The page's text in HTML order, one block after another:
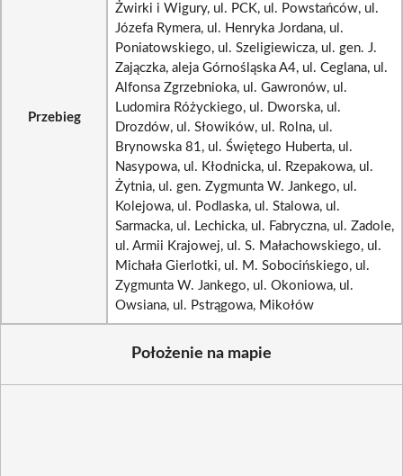
Przebieg
Żwirki i Wigury, ul. PCK, ul. Powstańców, ul.
Józefa Rymera, ul. Henryka Jordana, ul.
Poniatowskiego, ul. Szeligiewicza, ul. gen. J.
Zajączka, aleja Górnośląska A4, ul. Ceglana, ul.
Alfonsa Zgrzebnioka, ul. Gawronów, ul.
Ludomira Różyckiego, ul. Dworska, ul.
Drozdów, ul. Słowików, ul. Rolna, ul.
Brynowska 81, ul. Świętego Huberta, ul.
Nasypowa, ul. Kłodnicka, ul. Rzepakowa, ul.
Żytnia, ul. gen. Zygmunta W. Jankego, ul.
Kolejowa, ul. Podlaska, ul. Stalowa, ul.
Sarmacka, ul. Lechicka, ul. Fabryczna, ul. Zadole,
ul. Armii Krajowej, ul. S. Małachowskiego, ul.
Michała Gierlotki, ul. M. Sobocińskiego, ul.
Zygmunta W. Jankego, ul. Okoniowa, ul.
Owsiana, ul. Pstrągowa, Mikołów
Położenie na mapie